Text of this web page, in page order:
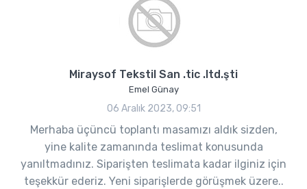
Miraysof Tekstil San .tic .ltd.şti
Emel Günay
06 Aralık 2023, 09:51
Merhaba üçüncü toplantı masamızı aldık sizden,
yine kalite zamanında teslimat konusunda
yanıltmadınız. Siparişten teslimata kadar ilginiz için
teşekkür ederiz. Yeni siparişlerde görüşmek üzere..